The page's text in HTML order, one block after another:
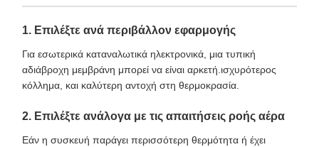
1. Επιλέξτε ανά περιβάλλον εφαρμογής
Για εσωτερικά καταναλωτικά ηλεκτρονικά, μια τυπική
αδιάβροχη μεμβράνη μπορεί να είναι αρκετή.ισχυρότερος
κόλλημα, και καλύτερη αντοχή στη θερμοκρασία.
2. Επιλέξτε ανάλογα με τις απαιτήσεις ροής αέρα
Εάν η συσκευή παράγει περισσότερη θερμότητα ή έχει